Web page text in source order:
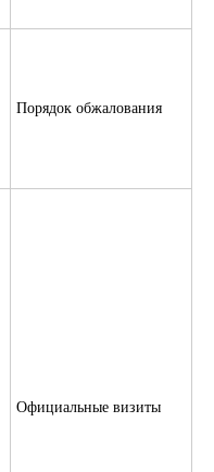
Порядок обжалования
Официальные визиты